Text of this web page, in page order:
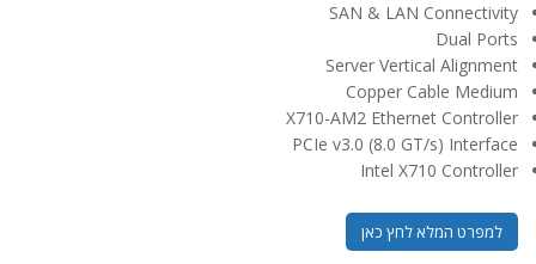
SAN & LAN Connectivity
Dual Ports
Server Vertical Alignment
Copper Cable Medium
X710-AM2 Ethernet Controller
PCIe v3.0 (8.0 GT/s) Interface
Intel X710 Controller
למפרט המלא לחץ כאן